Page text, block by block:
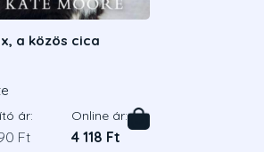
a közös cica
ár:
Ft
Online ár:
4 118 Ft